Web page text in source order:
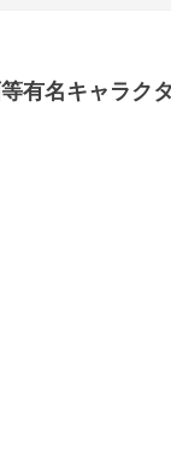
有名キャラク